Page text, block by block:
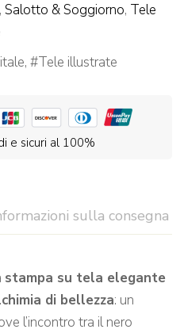
, Salotto & Soggiorno, Tele
, Tele illustrate
e sicuri al 100%
sulla consegna
stampa su tela elegante
di bellezza: un
l’incontro tra il nero